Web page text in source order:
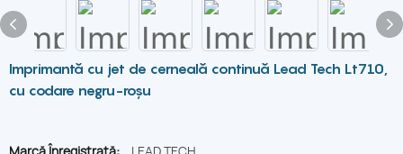
Imprimantă cu jet de cerneală continuă Lead Tech Lt710,
cu codare negru-roșu